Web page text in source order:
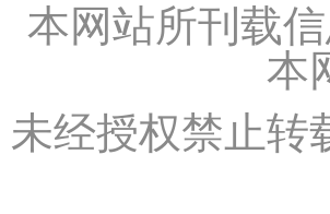
本网站所刊载
本
未经授权禁止转